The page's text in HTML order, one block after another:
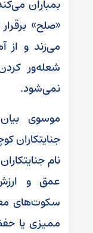
بمباران
«صلح»
می‌زند و از
شعله‌ور
نمی‌شود.
موسوی
جنایتکاران
نام
عمق و
سکوت‌های
ممیزی یا